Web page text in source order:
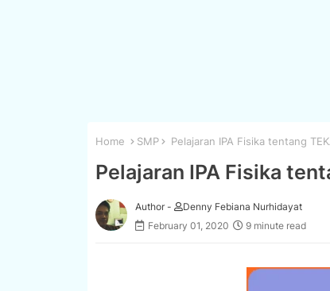
Home SMP Pelajaran IPA Fisika tentang
Pelajaran IPA Fisika
Author -
Denny Febiana Nurhidayat
February 01, 2020
9 minute read